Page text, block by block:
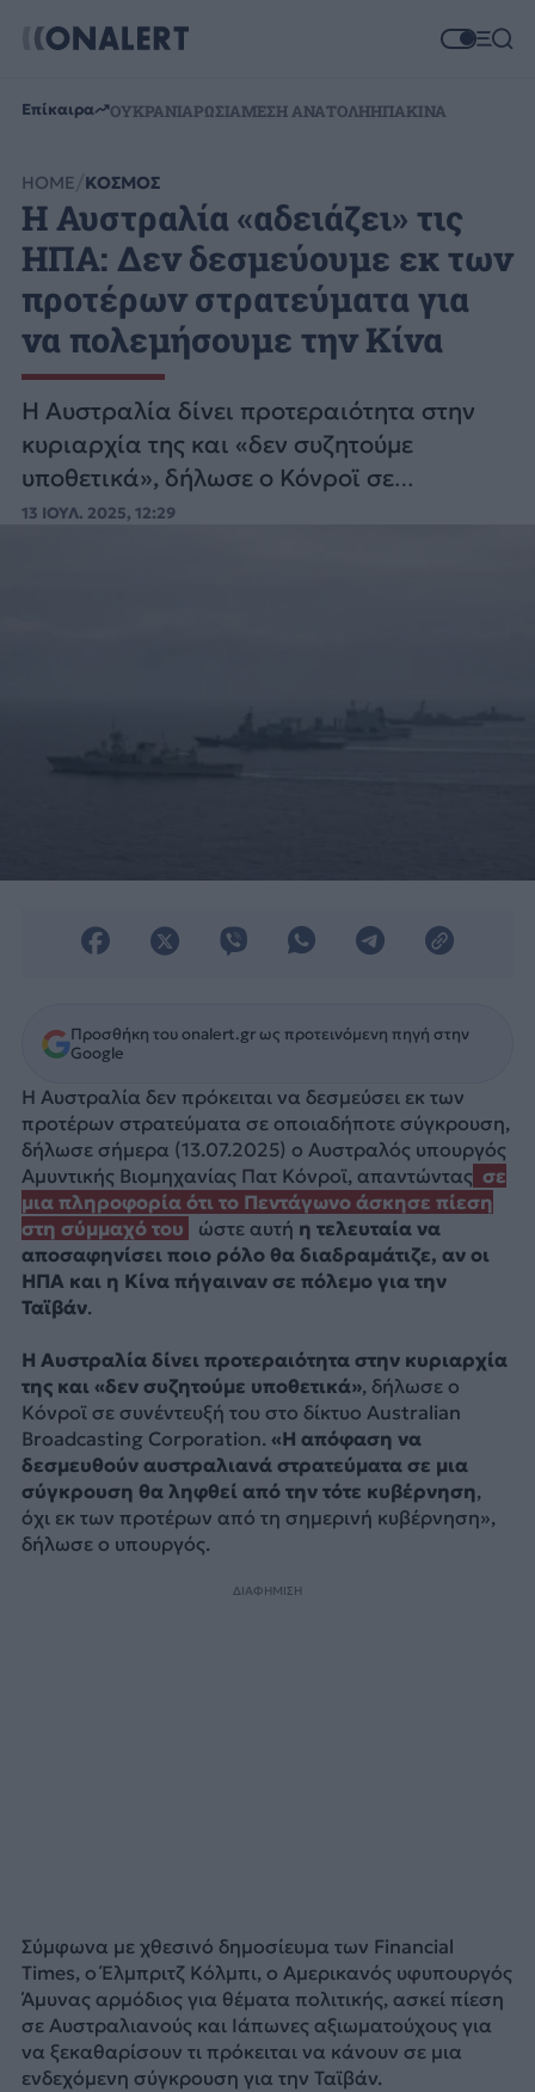
Επίκαιρα ΟΥΚΡΑΝΙΑΡΩΣΙΑΜΕΣΗ ΑΝΑΤΟΛΗΗΠΑΚΙΝΑ
HOME ΚΟΣΜΟΣ
Η Αυστραλία «αδειάζει» τις
ΗΠΑ: Δεν δεσμεύουμε εκ των
προτέρων στρατεύματα για
να πολεμήσουμε την Κίνα
Η Αυστραλία δίνει προτεραιότητα στην
κυριαρχία της και «δεν συζητούμε
υποθετικά», δήλωσε ο Κόνροϊ σε
συνέντευξή του στο δίκτυο Australian
13 ΙΟΥΛ. 2025, 12:29
Προσθήκη του onalert.gr ως προτεινόμενη πηγή στην
Google
Η Αυστραλία δεν πρόκειται να δεσμεύσει εκ των
προτέρων στρατεύματα σε οποιαδήποτε σύγκρουση,
δήλωσε σήμερα (13.07.2025) ο Αυστραλός υπουργός
Αμυντικής Βιομηχανίας Πατ Κόνροϊ, απαντώντας σε
μια πληροφορία ότι το Πεντάγωνο άσκησε πίεση
στη σύμμαχό του
ώστε αυτή η τελευταία να
αποσαφηνίσει ποιο ρόλο θα διαδραμάτιζε, αν οι
ΗΠΑ και η Κίνα πήγαιναν σε πόλεμο για την
Ταϊβάν.
Η Αυστραλία δίνει προτεραιότητα στην κυριαρχία
της και «δεν συζητούμε υποθετικά», δήλωσε ο
Κόνροϊ σε συνέντευξή του στο δίκτυο Australian
Broadcasting Corporation. «Η απόφαση να
δεσμευθούν αυστραλιανά στρατεύματα σε μια
σύγκρουση θα ληφθεί από την τότε κυβέρνηση,
όχι εκ των προτέρων από τη σημερινή κυβέρνηση»,
δήλωσε ο υπουργός.
ΔΙΑΦΗΜΙΣΗ
Σύμφωνα με χθεσινό δημοσίευμα των Financial
Times, ο Έλμπριτζ Κόλμπι, ο Αμερικανός υφυπουργός
Άμυνας αρμόδιος για θέματα πολιτικής, ασκεί πίεση
σε Αυστραλιανούς και Ιάπωνες αξιωματούχους για
να ξεκαθαρίσουν τι πρόκειται να κάνουν σε μια
ενδεχόμενη σύγκρουση για την Ταϊβάν.